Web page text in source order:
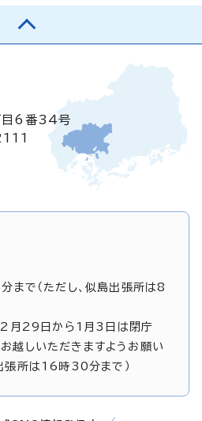
目6番34号
で（ただし、似島出張所は8
月29日から1月3日は閉庁
越しいただきますようお願い
張所は16時30分まで）